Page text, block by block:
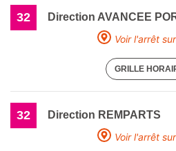
32
Direction AVANCEE
Voir l'arrêt
GRILLE
32
Direction REMPARTS
Voir l'arrêt